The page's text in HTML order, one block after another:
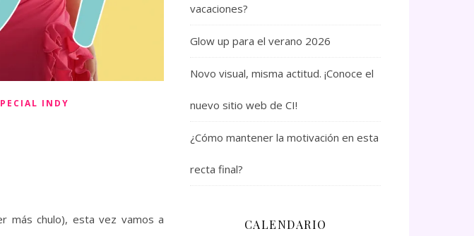
INDY
más chulo), esta vez vamos a
vacaciones?
Glow up para el verano 2026
Novo visual, misma actitud. ¡Conoce el
nuevo sitio web de CI!
¿Cómo mantener la motivación en esta
recta final?
CALENDARIO